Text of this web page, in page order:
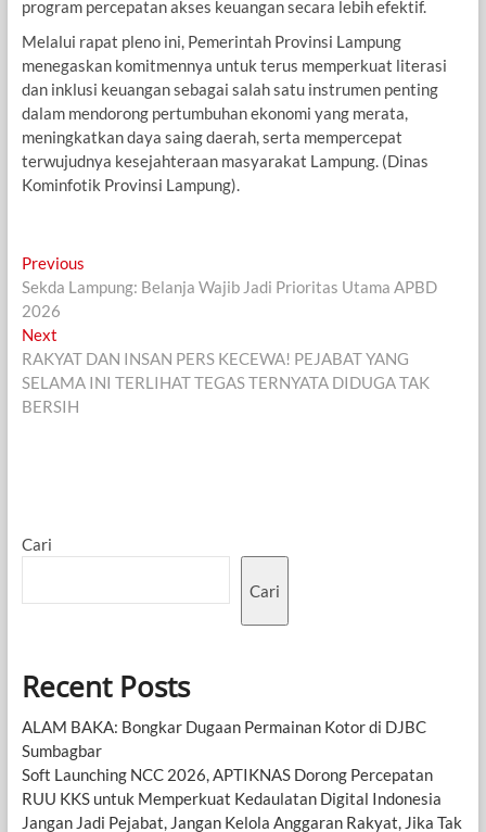
program percepatan akses keuangan secara lebih efektif.
Melalui rapat pleno ini, Pemerintah Provinsi Lampung
menegaskan komitmennya untuk terus memperkuat literasi
dan inklusi keuangan sebagai salah satu instrumen penting
dalam mendorong pertumbuhan ekonomi yang merata,
meningkatkan daya saing daerah, serta mempercepat
terwujudnya kesejahteraan masyarakat Lampung. (Dinas
Kominfotik Provinsi Lampung).
Navigasi
pos
PreviousPrevious
post:
Sekda Lampung: Belanja Wajib Jadi Prioritas Utama APBD
2026
NextNext
post:
RAKYAT DAN INSAN PERS KECEWA! PEJABAT YANG
SELAMA INI TERLIHAT TEGAS TERNYATA DIDUGA TAK
BERSIH
Cari
Cari
Recent Posts
ALAM BAKA: Bongkar Dugaan Permainan Kotor di DJBC
Sumbagbar
Soft Launching NCC 2026, APTIKNAS Dorong Percepatan
RUU KKS untuk Memperkuat Kedaulatan Digital Indonesia
Jangan Jadi Pejabat, Jangan Kelola Anggaran Rakyat, Jika Tak